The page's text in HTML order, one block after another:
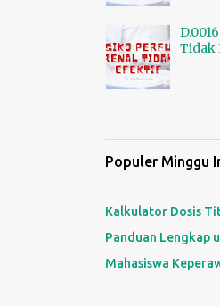
Tidak
Populer Minggu
Kalkulator Dosis
Panduan Lengkap
Mahasiswa